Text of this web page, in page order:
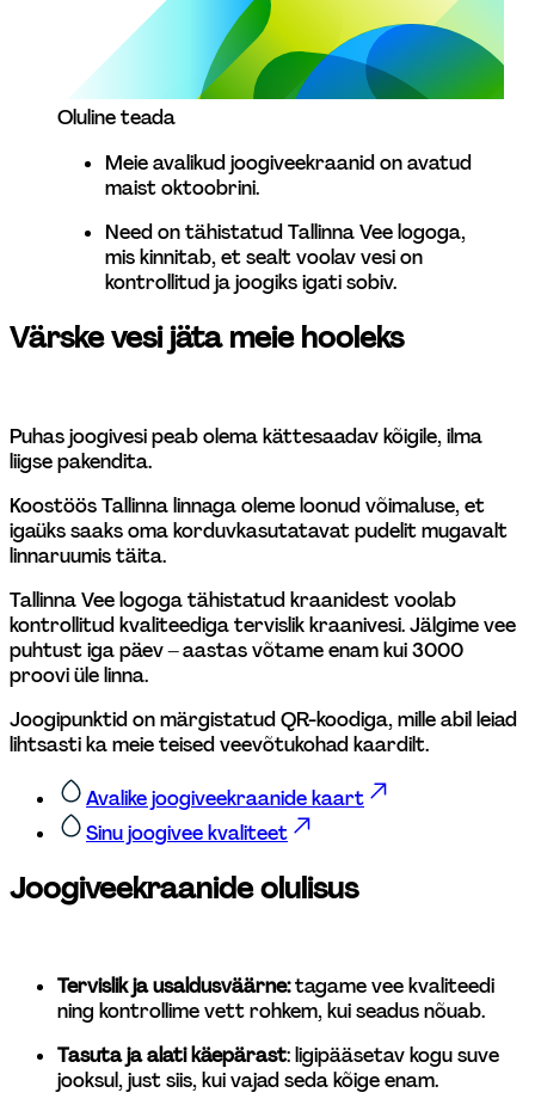
Oluline teada
Meie avalikud joogiveekraanid on avatud
maist oktoobrini.
Need on tähistatud Tallinna Vee logoga,
mis kinnitab, et sealt voolav vesi on
kontrollitud ja joogiks igati sobiv.
Värske vesi jäta meie hooleks
Puhas joogivesi peab olema kättesaadav kõigile, ilma
liigse pakendita.
Koostöös Tallinna linnaga oleme loonud võimaluse, et
igaüks saaks oma korduvkasutatavat pudelit mugavalt
linnaruumis täita.
Tallinna Vee logoga tähistatud kraanidest voolab
kontrollitud kvaliteediga tervislik kraanivesi. Jälgime vee
puhtust iga päev – aastas võtame enam kui 3000
proovi üle linna.
Joogipunktid on märgistatud QR-koodiga, mille abil leiad
lihtsasti ka meie teised veevõtukohad kaardilt.
Avalike joogiveekraanide kaart
Sinu joogivee kvaliteet
Joogiveekraanide olulisus
Tervislik ja usaldusväärne: tagame vee kvaliteedi
ning kontrollime vett rohkem, kui seadus nõuab.
Tasuta ja alati käepärast: ligipääsetav kogu suve
jooksul, just siis, kui vajad seda kõige enam.